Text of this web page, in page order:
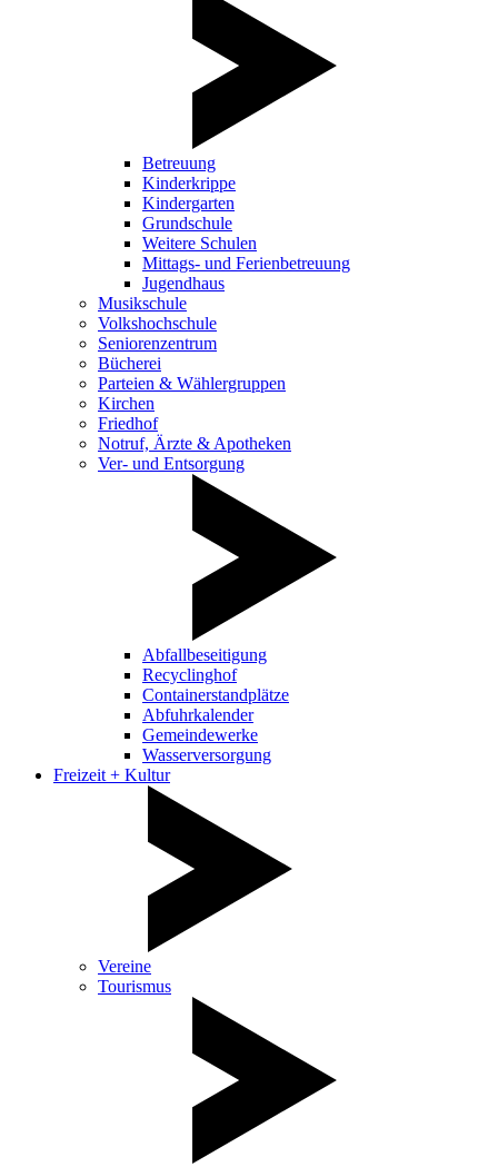
Betreuung
Kinderkrippe
Kindergarten
Grundschule
Weitere Schulen
Mittags- und Ferienbetreuung
Jugendhaus
Musikschule
Volkshochschule
Seniorenzentrum
Bücherei
Parteien & Wählergruppen
Kirchen
Friedhof
Notruf, Ärzte & Apotheken
Ver- und Entsorgung
Abfallbeseitigung
Recyclinghof
Containerstandplätze
Abfuhrkalender
Gemeindewerke
Wasserversorgung
Freizeit + Kultur
Vereine
Tourismus